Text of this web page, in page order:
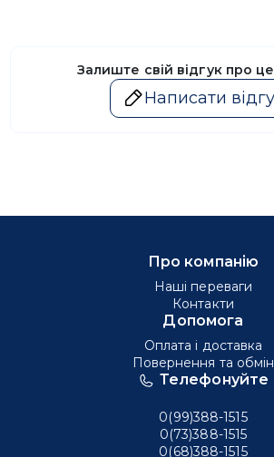
Залиште свій відгук про
Написати
Телефонуйте
0(99)388-1515
0(73)388-1515
0(68)388-1515
Про компанію
Наші переваги
Контакти
Допомога
Оплата і доставка
Повернення та обмін